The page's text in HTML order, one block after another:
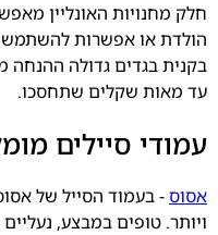
חלק מחנויות האונליין
הולדת או אפשרות להשתמש
בקנית בגדים גדולה ההנחה
עד מאות שקלים שתחסכו.
עמודי סיילים
אסוס
ויותר. טופים במבצע,